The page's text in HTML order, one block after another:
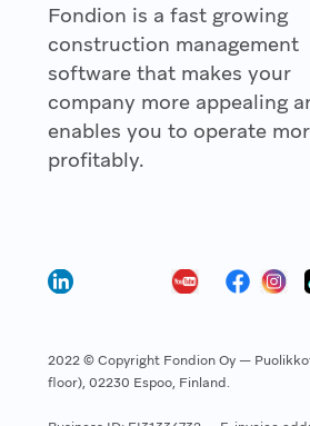
Fondion is a fast growing
construction management
software that makes your
company more appealing
enables you to operate
profitably.
2022 © Copyright Fondion Oy —
floor), 02230 Espoo, Finland.